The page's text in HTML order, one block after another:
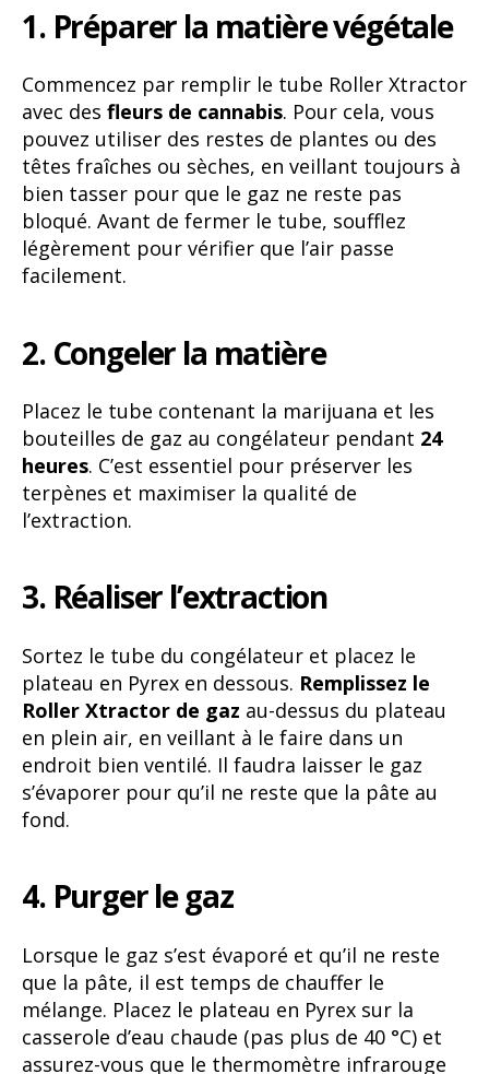
1. Préparer la matière végétale
Commencez par remplir le tube Roller Xtractor
avec des fleurs de cannabis. Pour cela, vous
pouvez utiliser des restes de plantes ou des
têtes fraîches ou sèches, en veillant toujours à
bien tasser pour que le gaz ne reste pas
bloqué. Avant de fermer le tube, soufflez
légèrement pour vérifier que l’air passe
facilement.
2. Congeler la matière
Placez le tube contenant la marijuana et les
bouteilles de gaz au congélateur pendant 24
heures. C’est essentiel pour préserver les
terpènes et maximiser la qualité de
l’extraction.
3. Réaliser l’extraction
Sortez le tube du congélateur et placez le
plateau en Pyrex en dessous. Remplissez le
Roller Xtractor de gaz au-dessus du plateau
en plein air, en veillant à le faire dans un
endroit bien ventilé. Il faudra laisser le gaz
s’évaporer pour qu’il ne reste que la pâte au
fond.
4. Purger le gaz
Lorsque le gaz s’est évaporé et qu’il ne reste
que la pâte, il est temps de chauffer le
mélange. Placez le plateau en Pyrex sur la
casserole d’eau chaude (pas plus de 40 °C) et
assurez-vous que le thermomètre infrarouge